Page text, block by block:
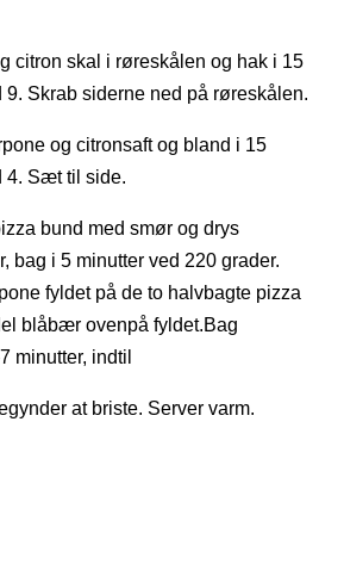
citron skal i røreskålen og hak i 15
9. Skrab siderne ned på røreskålen.
og citronsaft og bland i 15
4. Sæt til side.
bund med smør og drys
bag i 5 minutter ved 220 grader.
fyldet på de to halvbagte pizza
blåbær ovenpå fyldet.Bag
minutter, indtil
at briste. Server varm.